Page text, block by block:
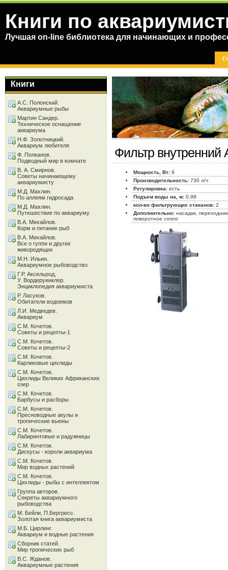
Книги по
Лучшая on-line библиотека для начинающих и
Фильтр внутренний
Мощность, Вт: 9
Производительность: 730 л/ч
Регулировка: есть
Подъем воды на, м: 0,98
кол-во фильтрующих стаканов: 2
Дополнительно: насадки,
поворотное сопло
Книги
А.С. Полонский.
Аквариумные рыбы
Мартин Сандер.
Техническое оснащение
аквариума
Н.Ф. Золотницкий.
Аквариум любителя
Ф. Полканов.
Подводный мир в комнате
В. А. Смирнов.
Советы начинающему
аквариумисту
М.Д. Махлин.
По аллеям гидросада
М.Д. Махлин.
Путешествие по аквариуму
В.А. Михайлов.
Корм и питание рыб
В.А. Михайлов.
Все о гуппи и других
живородящих
М.Н. Ильин.
Аквариумное рыбоводство
Г.Р. Аксельрод,
У. Вордеруинклер.
Энциклопедия аквариумиста
Р. Ласуков.
Обитатели водоемов
Л.И. Медведев.
Аквариум
С.М. Кочетов.
Советы и рецепты-1
С.М. Кочетов.
Советы и рецепты-2
С.М. Кочетов.
Карликовые цихлиды
С.М. Кочетов.
Цихлиды Великих Африканских
озер
С.М. Кочетов.
Барбусы и расборы
С.М. Кочетов.
Пресноводные акулы и
тропические вьюны
С.М. Кочетов.
Лабиринтовые и радужницы
С.М. Кочетов.
Дискусы - короли аквариума
С.М. Кочетов.
Мир водных растений
С.М. Кочетов.
Цихлиды - рыбы с интеллектом
Группа авторов.
Секреты аквариумного
рыбоводства
М. Бейли, П.Бергресс.
Золотая книга аквариумиста
М.Б. Цирлинг.
Аквариум и водные растения
Сборник статей.
Мир тропических рыб
В.С. Жданов.
Аквариумные растения